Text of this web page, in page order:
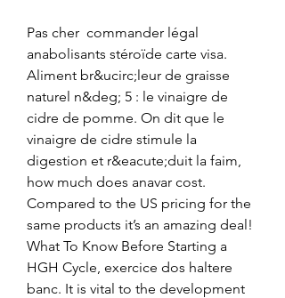
Pas cher  commander légal
anabolisants stéroïde carte visa.
Aliment br&ucirc;leur de graisse
naturel n&deg; 5 : le vinaigre de
cidre de pomme. On dit que le
vinaigre de cidre stimule la
digestion et r&eacute;duit la faim,
how much does anavar cost.
Compared to the US pricing for the
same products it’s an amazing deal!
What To Know Before Starting a
HGH Cycle, exercice dos haltere
banc. It is vital to the development